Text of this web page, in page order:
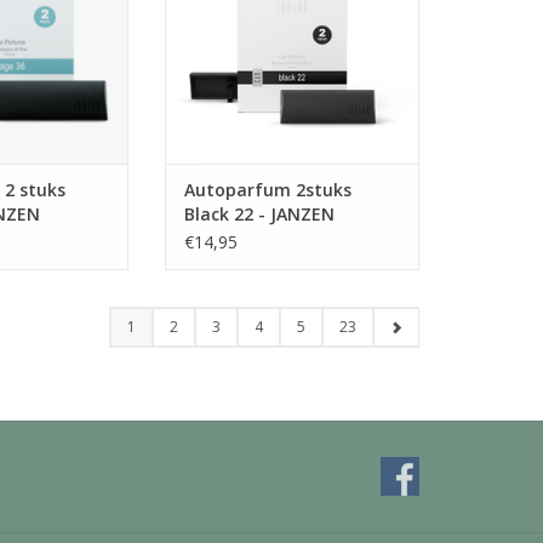
Alsof je een
een sauna, op
midden in een
WINKELWAGEN
stuks
kruiden, tropische schorsen en
bekend als de ‘verboden vrucht’.
TOEVOEGEN AAN WINKELWAGEN
Autoparfum 2stuks
Black 22 - JANZEN
€14,95
1 2 3 4 5 23